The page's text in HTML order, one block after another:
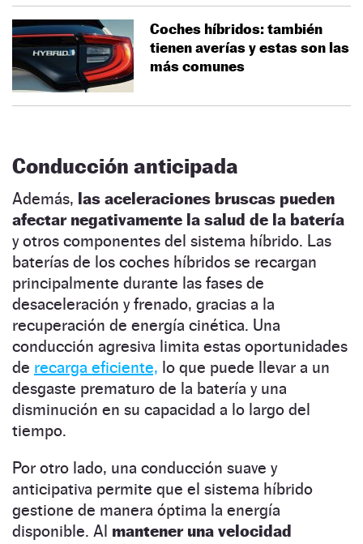
Coches híbridos: también
tienen averías y estas son las
más comunes
Conducción anticipada
Además, las aceleraciones bruscas pueden
afectar negativamente la salud de la batería
y otros componentes del sistema híbrido. Las
baterías de los coches híbridos se recargan
principalmente durante las fases de
desaceleración y frenado, gracias a la
recuperación de energía cinética. Una
conducción agresiva limita estas oportunidades
de recarga eficiente, lo que puede llevar a un
desgaste prematuro de la batería y una
disminución en su capacidad a lo largo del
tiempo.
Por otro lado, una conducción suave y
anticipativa permite que el sistema híbrido
gestione de manera óptima la energía
disponible. Al mantener una velocidad